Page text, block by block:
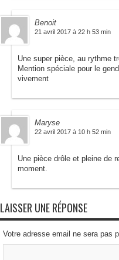
Benoit
21 avril 2017 à 22 h 53 min
Une super pièce, au rythme
Mention spéciale pour le
vivement
Maryse
22 avril 2017 à 10 h 52 min
Une pièce drôle et pleine de
moment.
LAISSER UNE RÉPONSE
Votre adresse email ne sera pas